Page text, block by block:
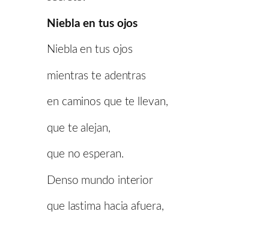
Niebla en tus ojos
Niebla en tus ojos
mientras te adentras
en caminos que te llevan,
que te alejan,
que no esperan.
Denso mundo interior
que lastima hacia afuera,